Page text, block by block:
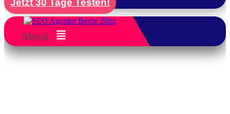
Jetzt 30 Tage Testen!
Menü